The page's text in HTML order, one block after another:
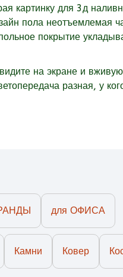
картинку для 3д
пола неотъемлемая
покрытие
на экране и
разная, у
для ОФИСА
Камни Ковер